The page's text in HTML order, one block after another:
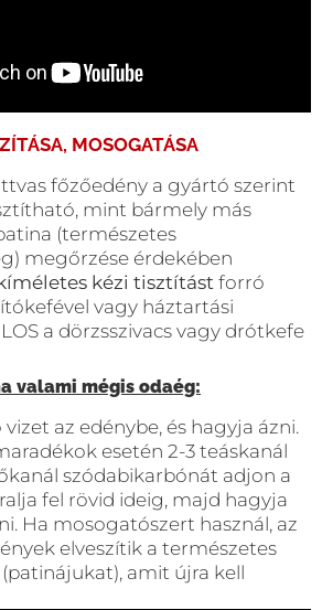
MOSOGATÁSA
főzőedény a gyártó szerint
mint bármely más
(természetes
megőrzése érdekében
kézi tisztítást forró
vagy háztartási
a dörzsszivacs vagy drótkefe
valami mégis odaég:
az edénybe, és hagyja ázni.
esetén 2-3 teáskanál
szódabikarbónát adjon a
fel rövid ideig, majd hagyja
Ha mosogatószert használ, az
elveszítik a természetes
amit újra kell